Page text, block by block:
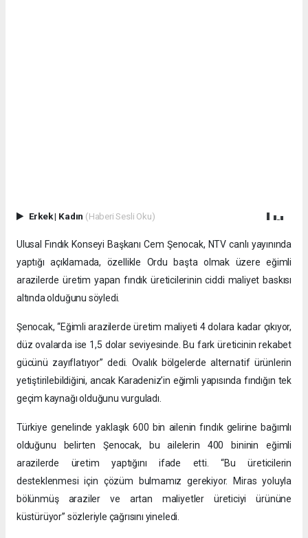
Erkek| Kadın (Haberi Sesli Oku)
Ulusal Fındık Konseyi Başkanı Cem Şenocak, NTV canlı yayınında
yaptığı açıklamada, özellikle Ordu başta olmak üzere eğimli
arazilerde üretim yapan fındık üreticilerinin ciddi maliyet baskısı
altında olduğunu söyledi.
Şenocak, “Eğimli arazilerde üretim maliyeti 4 dolara kadar çıkıyor,
düz ovalarda ise 1,5 dolar seviyesinde. Bu fark üreticinin rekabet
gücünü zayıflatıyor” dedi. Ovalık bölgelerde alternatif ürünlerin
yetiştirilebildiğini, ancak Karadeniz’in eğimli yapısında fındığın tek
geçim kaynağı olduğunu vurguladı.
Türkiye genelinde yaklaşık 600 bin ailenin fındık gelirine bağımlı
olduğunu belirten Şenocak, bu ailelerin 400 bininin eğimli
arazilerde üretim yaptığını ifade etti. “Bu üreticilerin
desteklenmesi için çözüm bulmamız gerekiyor. Miras yoluyla
bölünmüş araziler ve artan maliyetler üreticiyi ürününe
küstürüyor” sözleriyle çağrısını yineledi.